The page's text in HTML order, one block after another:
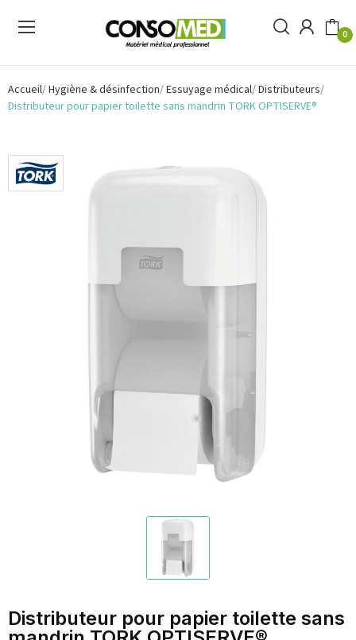
0
Accueil Hygiène & désinfection Essuyage médical Distributeurs
Distributeur pour papier toilette sans mandrin TORK OPTISERVE®
Distributeur pour papier toilette sans